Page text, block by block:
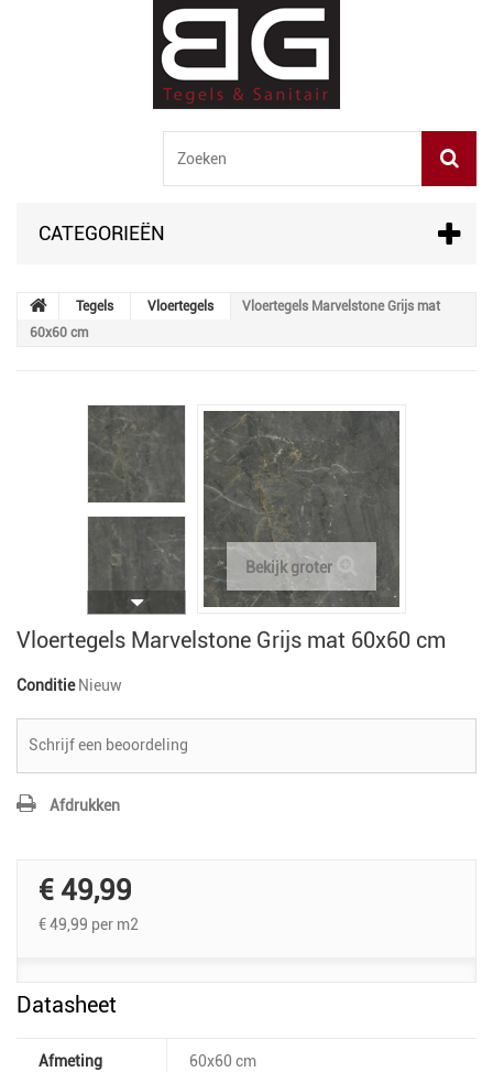
CATEGORIEËN
Tegels Vloertegels
Vloertegels Marvelstone Grijs mat
60x60 cm
Bekijk groter
Vloertegels Marvelstone Grijs mat 60x60 cm
Conditie Nieuw
Schrijf een beoordeling
Afdrukken
€ 49,99
€ 49,99 per m2
Datasheet
Afmeting 60x60 cm